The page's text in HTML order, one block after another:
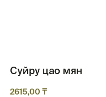
Cуйру цао мян
2615,00 ₸